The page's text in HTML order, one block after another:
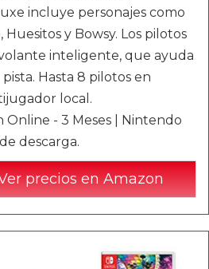
incluye personajes como
Huesitos y Bowsy. Los pilotos
inteligente, que ayuda
Hasta 8 pilotos en
local.
Online - 3 Meses | Nintendo
descarga.
precios en Amazon